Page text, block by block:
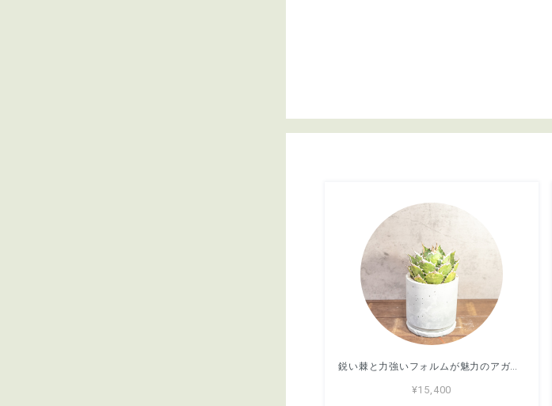
鋭い棘と力強いフォルムが魅力のアガベ・シロアリ（FO-76）。無骨な質感が映える手づくりモルタル鉢。根腐れを防ぐ独自配合の用土｜虫発生抑制（全国一律送料850円）
¥15,400